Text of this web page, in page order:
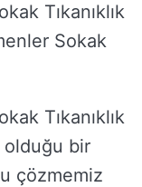
Tıkanıklık
Sokak
Tıkanıklık
olduğu bir
çözmemiz